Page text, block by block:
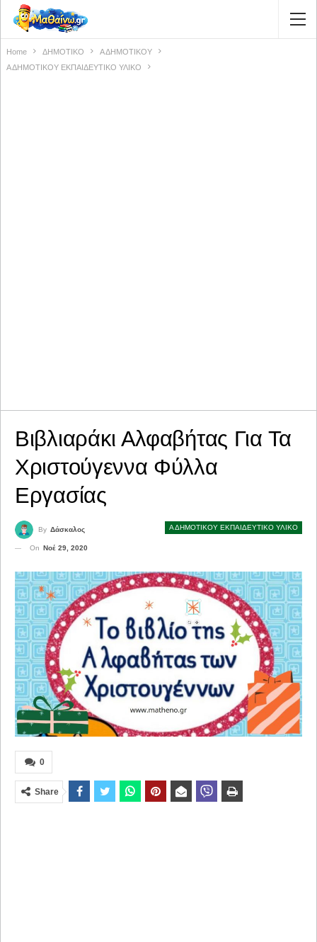
Home ΔΗΜΟΤΙΚΟ
Α ΔΗΜΟΤΙΚΟΥ
Α ΔΗΜΟΤΙΚΟΥ ΕΚΠΑΙΔΕΥΤΙΚΟ ΥΛΙΚΟ
Βιβλιαράκι Αλφαβήτας Για Τα
Χριστούγεννα Φύλλα
Εργασίας
Α ΔΗΜΟΤΙΚΟΥ ΕΚΠΑΙΔΕΥΤΙΚΟ ΥΛΙΚΟ
By Δάσκαλος
On Νοέ 29, 2020
0
Share